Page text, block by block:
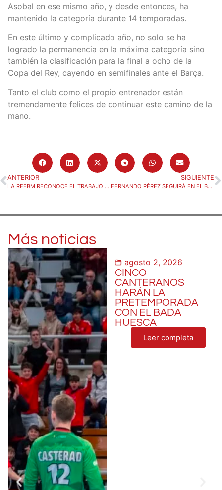
Asobal en ese mismo año, y desde entonces, ha
mantenido la categoría durante 14 temporadas.
En este último y complicado año, no solo se ha
logrado la permanencia en la máxima categoría sino
también la clasificación para la final a ocho de la
Copa del Rey, cayendo en semifinales ante el Barça.
Tanto el club como el propio entrenador están
tremendamente felices de continuar este camino de la
mano.
ANTERIOR
LA RFEBM RECONOCE EL TRABAJO DE JOSÉ NOLASCO Y DEL CLUB BALONMANO HUESCA
SIGUIENTE
FERNANDO PÉREZ SEGUIRÁ EN EL BANQUILLO DEL BADA HUESCA
Más noticias
agosto 2, 2026
CINCO
CANTERANOS
HARÁN LA
PRETEMPORADA
CON EL BADA
HUESCA
Leer completa